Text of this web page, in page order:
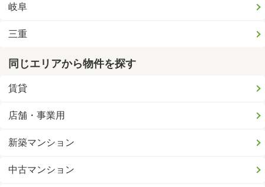
岐阜
三重
同じエリアから物件を探す
賃貸
店舗・事業用
新築マンション
中古マンション